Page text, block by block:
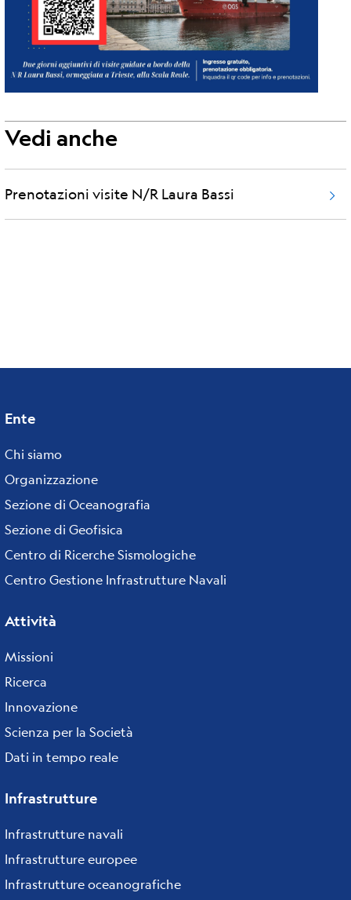
Vedi anche
Prenotazioni visite N/R Laura Bassi
Footer
menu
Ente
Chi siamo
Organizzazione
Sezione di Oceanografia
Sezione di Geofisica
Centro di Ricerche Sismologiche
Centro Gestione Infrastrutture Navali
Attività
Missioni
Ricerca
Innovazione
Scienza per la Società
Dati in tempo reale
Infrastrutture
Infrastrutture navali
Infrastrutture europee
Infrastrutture oceanografiche